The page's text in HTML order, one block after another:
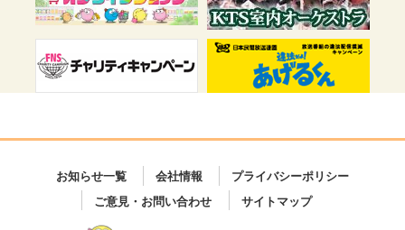
お知らせ一覧 会社情報
プライバシーポリシー
ご意見・お問い合わせ
サイトマップ